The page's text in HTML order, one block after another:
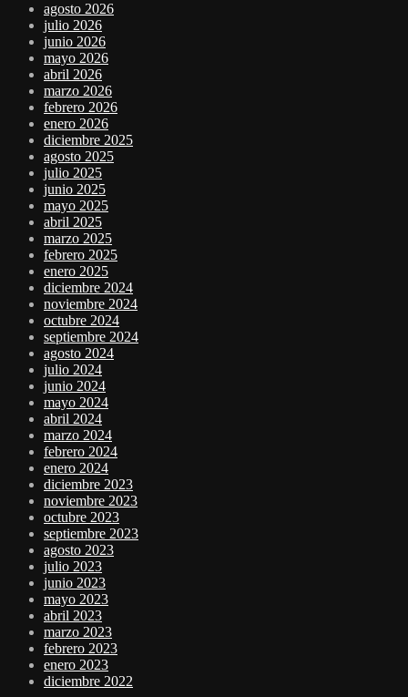
agosto 2026
julio 2026
junio 2026
mayo 2026
abril 2026
marzo 2026
febrero 2026
enero 2026
diciembre 2025
agosto 2025
julio 2025
junio 2025
mayo 2025
abril 2025
marzo 2025
febrero 2025
enero 2025
diciembre 2024
noviembre 2024
octubre 2024
septiembre 2024
agosto 2024
julio 2024
junio 2024
mayo 2024
abril 2024
marzo 2024
febrero 2024
enero 2024
diciembre 2023
noviembre 2023
octubre 2023
septiembre 2023
agosto 2023
julio 2023
junio 2023
mayo 2023
abril 2023
marzo 2023
febrero 2023
enero 2023
diciembre 2022